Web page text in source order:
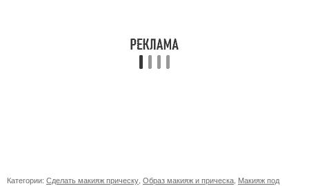
Категории: Сделать макияж прическу Образ макияж и прическа Макияж под